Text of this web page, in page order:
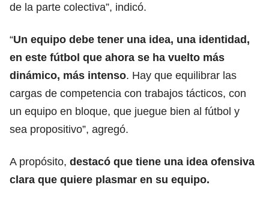
de la parte colectiva”, indicó.
“Un equipo debe tener una idea, una identidad,
en este fútbol que ahora se ha vuelto más
dinámico, más intenso. Hay que equilibrar las
cargas de competencia con trabajos tácticos, con
un equipo en bloque, que juegue bien al fútbol y
sea propositivo”, agregó.
A propósito, destacó que tiene una idea ofensiva
clara que quiere plasmar en su equipo.